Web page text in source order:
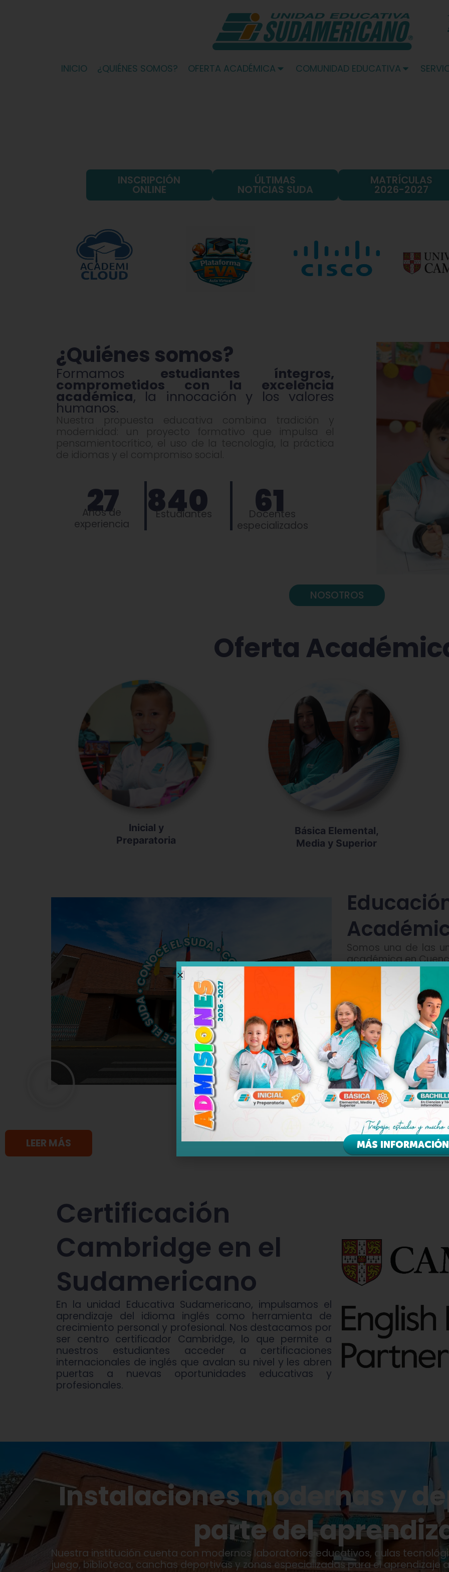
INICIO ¿QUIÉNES SOMOS? OFERTA ACADÉMICA COMUNIDAD EDUCATIVA
INSCRIPCIÓN
ONLINE
ÚLTIMAS
NOTICIAS SUDA
MATRÍCULAS
2026-2027
¿Quiénes somos?
Formamos estudiantes íntegros,
comprometidos con la excelencia
académica, la innocación y los valores
humanos.
Nuestra propuesta educativa combina tradición y
modernidad: un proyecto formativo que impulsa el
pensamientocrítico, el uso de la tecnología, la práctica
de idiomas y el compromiso social.
27 840 61
Años de
experiencia
Estudiantes
Docentes
especializados
NOSOTROS
Oferta
Inicial y
Preparatoria
Básica Elemental,
Media y Superior
Somos una de las
académica en
Impartimos
incluyendo
modernos,
tempranas y
Contamos con
comprometido, que
proceso de
tecnología
siglo XXI,
crítico y la
LEER MÁS
Certificación
Cambridge en el
Sudamericano
En la unidad Educativa Sudamericano, impulsamos el
aprendizaje del idioma inglés como herramienta de
crecimiento personal y profesional. Nos destacamos por
ser centro certificador Cambridge, lo que permite a
nuestros estudiantes acceder a certificaciones
internacionales de inglés que avalan su nivel y les abren
puertas a nuevas oportunidades educativas y
profesionales.
Instalaciones modernas y
parte del
Nuestra institución cuenta con modernos laboratorios educativos, aulas
juego, biblioteca, canchas deportivas y zonas especializadas para el aprendizaje